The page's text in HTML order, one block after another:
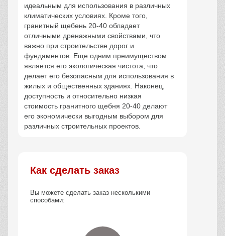
идеальным для использования в различных
климатических условиях. Кроме того,
гранитный щебень 20-40 обладает
отличными дренажными свойствами, что
важно при строительстве дорог и
фундаментов. Еще одним преимуществом
является его экологическая чистота, что
делает его безопасным для использования в
жилых и общественных зданиях. Наконец,
доступность и относительно низкая
стоимость гранитного щебня 20-40 делают
его экономически выгодным выбором для
различных строительных проектов.
Как сделать заказ
Вы можете сделать заказ несколькими
способами: